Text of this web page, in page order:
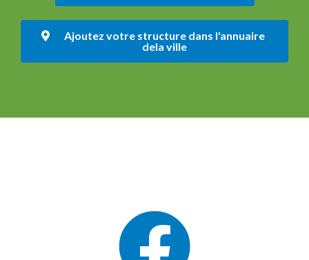
Ajoutez votre structure dans l'annuaire
dela ville